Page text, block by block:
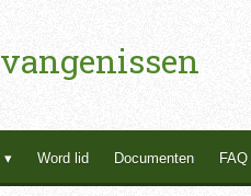
Word lid Documenten FAQ